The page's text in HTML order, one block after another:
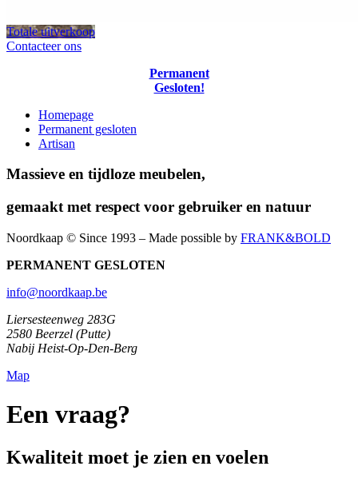
Totale uitverkoop
Contacteer ons
Permanent
Gesloten!
Homepage
Permanent gesloten
Artisan
Massieve en tijdloze meubelen,
gemaakt met respect voor gebruiker en natuur
Noordkaap © Since 1993 – Made possible by FRANK&BOLD
PERMANENT GESLOTEN
info@noordkaap.be
Liersesteenweg 283G
2580 Beerzel (Putte)
Nabij Heist-Op-Den-Berg
Map
Een vraag?
Kwaliteit moet je zien en voelen